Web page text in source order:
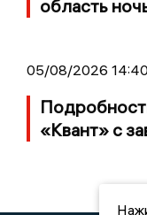
область
05/08/2026 14:40
«Квант» с